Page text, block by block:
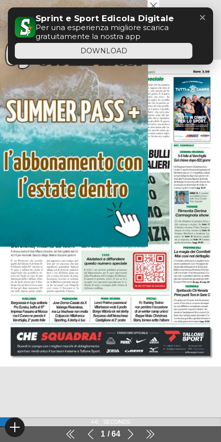
1 64
46 SECONDS
Sprint e Sport Edicola Digitale
Per una esperienza migliore scarica
gratuitamente la nostra app
DOWNLOAD
✕
Menu